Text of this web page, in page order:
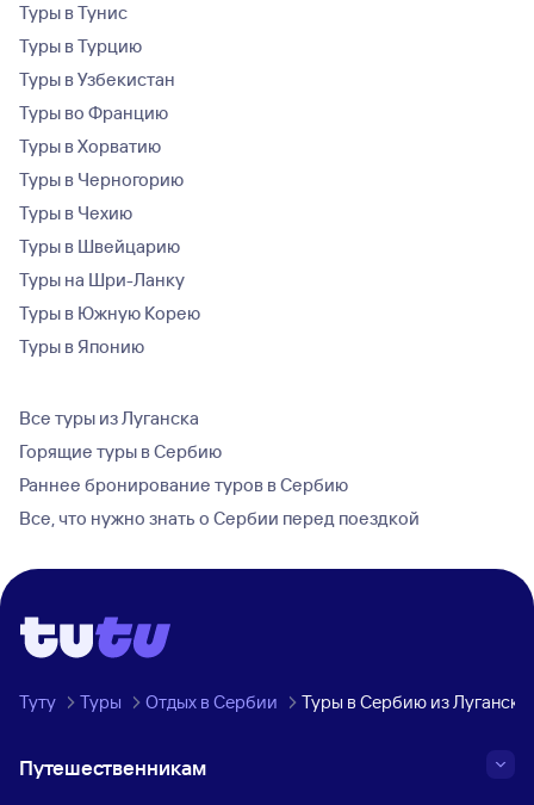
Туры в Тунис
Туры в Турцию
Туры в Узбекистан
Туры во Францию
Туры в Хорватию
Туры в Черногорию
Туры в Чехию
Туры в Швейцарию
Туры на Шри-Ланку
Туры в Южную Корею
Туры в Японию
Все туры из Луганска
Горящие туры в Сербию
Раннее бронирование туров в Сербию
Все, что нужно знать о Сербии перед поездкой
Туту Туры Отдых в Сербии Туры в Сербию из Луганска
Путешественникам